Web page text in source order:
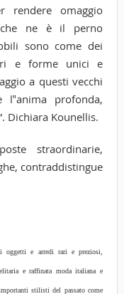
rendere omaggio
che ne è il perno
sono come dei
e forme unici e
a questi vecchi
l‟anima profonda,
Dichiara Kounellis.
straordinarie,
contraddistingue
oggetti e arredi rari e preziosi,
e raffinata moda italiana e
stilisti del passato come